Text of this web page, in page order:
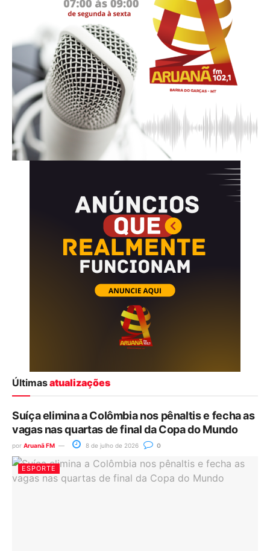
Últimasatualizações
Suíça elimina a Colômbia nos pênaltis e fecha as
vagas nas quartas de final da Copa do Mundo
por Aruanã FM 8 de julho de 2026 0
ESPORTE